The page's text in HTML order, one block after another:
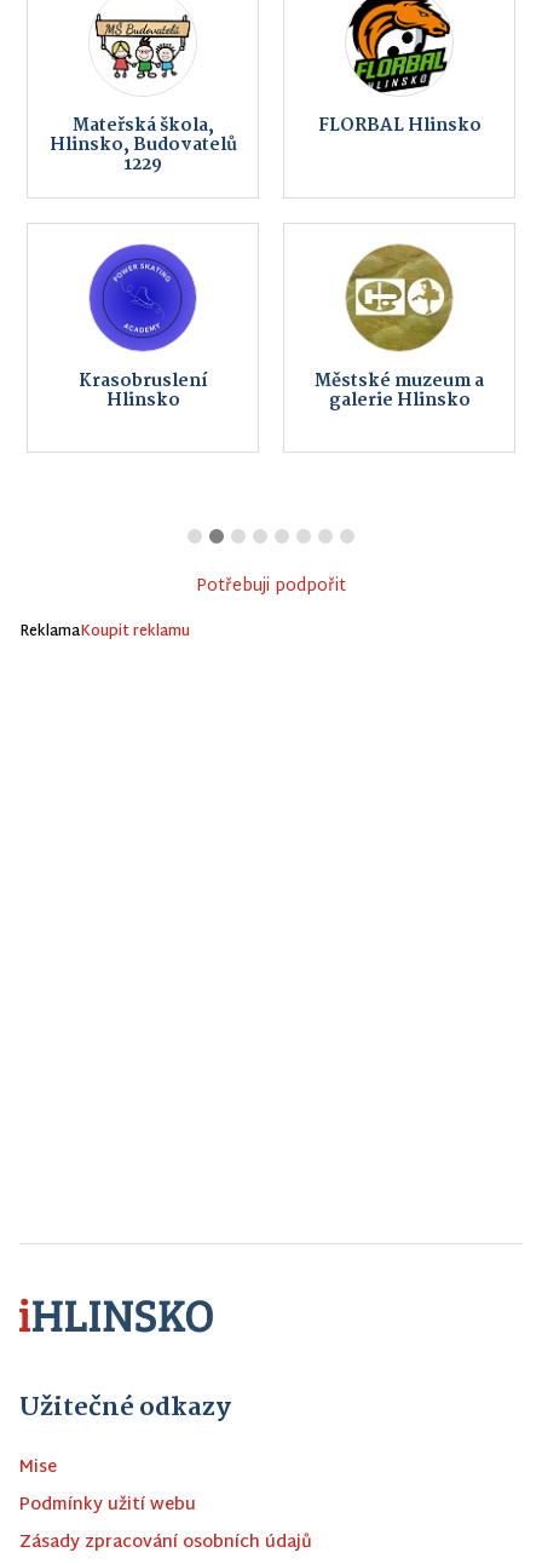
Mateřská škola,
Hlinsko, Budovatelů
1229
FLORBAL Hlinsko
Krasobruslení
Hlinsko
Městské muzeum a
galerie Hlinsko
Potřebuji podpořit
ReklamaKoupit reklamu
Užitečné odkazy
Mise
Podmínky užití webu
Zásady zpracování osobních údajů